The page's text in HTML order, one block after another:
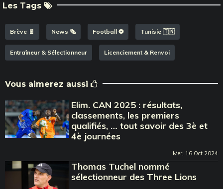
Les Tags
Brève 📄 News 🗞️ Football ⚽️ Tunisie 🇹🇳
Entraîneur & Sélectionneur Licenciement & Renvoi
Vous aimerez aussi
Elim. CAN 2025 : résultats,
classements, les premiers
qualifiés, … tout savoir des 3è et
4è journées
Mer, 16 Oct 2024
Thomas Tuchel nommé
sélectionneur des Three Lions